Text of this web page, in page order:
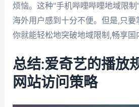
烦恼。这种"手机哔哩哔哩地域限
海外用户感到十分不便。但是,只
你就能轻松地突破地域限制,畅享国
总结:爱奇艺的播放
网站访问策略